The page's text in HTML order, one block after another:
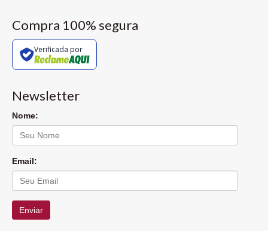
Compra 100% segura
Verificada por
Newsletter
Nome:
Email:
Enviar